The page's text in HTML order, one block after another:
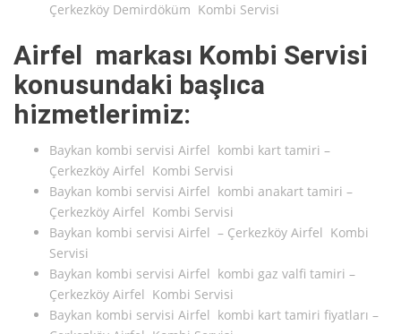
Çerkezköy Demirdöküm Kombi Servisi
Airfel markası Kombi Servisi
konusundaki başlıca
hizmetlerimiz:
Baykan kombi servisi Airfel kombi kart tamiri –
Çerkezköy Airfel Kombi Servisi
Baykan kombi servisi Airfel kombi anakart tamiri –
Çerkezköy Airfel Kombi Servisi
Baykan kombi servisi Airfel – Çerkezköy Airfel Kombi
Servisi
Baykan kombi servisi Airfel kombi gaz valfi tamiri –
Çerkezköy Airfel Kombi Servisi
Baykan kombi servisi Airfel kombi kart tamiri fiyatları –